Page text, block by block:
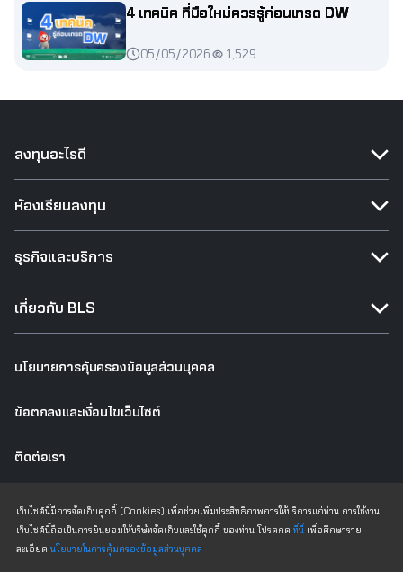
4 เทคนิค ที่มือใหม่ควรรู้ก่อนเทรด DW
05/05/2026 1,529
เว็บไซต์นี้มีการจัดเก็บคุกกี้ (Cookies) เพื่อช่วยเพิ่มประสิทธิภาพการให้บริการแก่ท่าน การใช้งาน
เว็บไซต์นี้ถือเป็นการยินยอมให้บริษัทจัดเก็บและใช้คุกกี้ ของท่าน โปรดกด ที่นี่ เพื่อศึกษาราย
ละเอียด นโยบายในการคุ้มครองข้อมูลส่วนบุคคล
ลงทุนอะไรดี
ห้องเรียนลงทุน
ธุรกิจและบริการ
เกี่ยวกับ BLS
นโยบายการคุ้มครองข้อมูลส่วนบุคคล
ข้อตกลงและเงื่อนไขเว็บไซต์
ติดต่อเรา
เว็บไซต์เดิม